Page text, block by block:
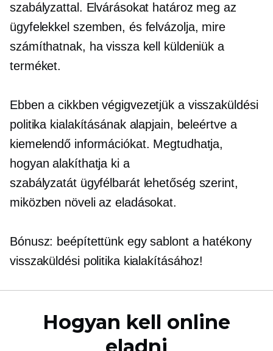
szabályzattal. Elvárásokat határoz meg az
ügyfelekkel szemben, és felvázolja, mire
számíthatnak, ha vissza kell küldeniük a
terméket.
Ebben a cikkben végigvezetjük a visszaküldési
politika kialakításának alapjain, beleértve a
kiemelendő információkat. Megtudhatja,
hogyan alakíthatja ki a
szabályzatát ügyfélbarátlehetőség szerint,
miközben növeli az eladásokat.
Bónusz: beépítettünk egy sablont a hatékony
visszaküldési politika kialakításához!
Hogyan kell online